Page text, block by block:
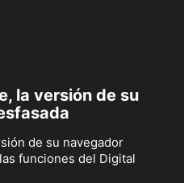
la versión de su
de su navegador
funciones del Digital